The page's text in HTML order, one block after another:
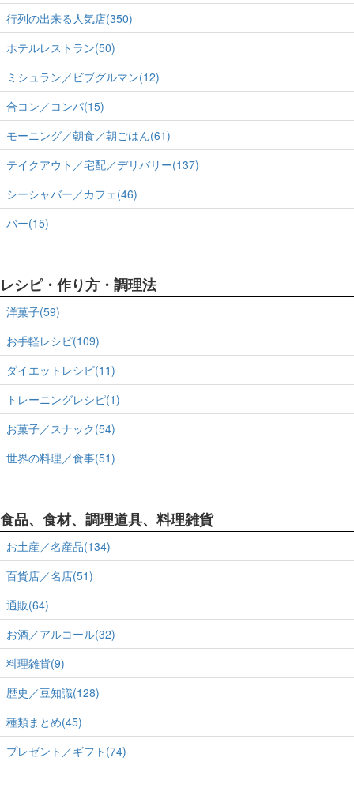
行列の出来る人気店(350)
ホテルレストラン(50)
ミシュラン／ビブグルマン(12)
合コン／コンパ(15)
モーニング／朝食／朝ごはん(61)
テイクアウト／宅配／デリバリー(137)
シーシャバー／カフェ(46)
バー(15)
レシピ・作り方・調理法
洋菓子(59)
お手軽レシピ(109)
ダイエットレシピ(11)
トレーニングレシピ(1)
お菓子／スナック(54)
世界の料理／食事(51)
食品、食材、調理道具、料理雑貨
お土産／名産品(134)
百貨店／名店(51)
通販(64)
お酒／アルコール(32)
料理雑貨(9)
歴史／豆知識(128)
種類まとめ(45)
プレゼント／ギフト(74)